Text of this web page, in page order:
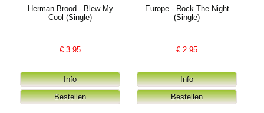
Herman Brood - Blew My
Cool (Single)
€3.95
Europe - Rock The Night
(Single)
€ 2.95